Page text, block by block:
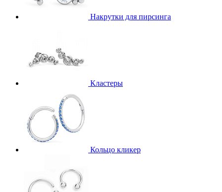
Накрутки для пирсинга
Кластеры
Кольцо кликер